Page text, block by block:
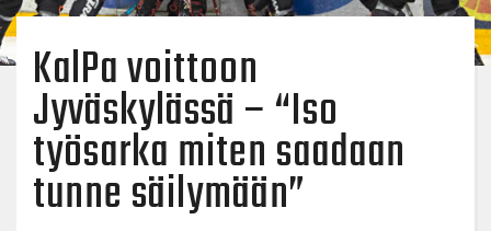
KalPa voittoon
Jyväskylässä – “Iso
työsarka miten saadaan
tunne säilymään”